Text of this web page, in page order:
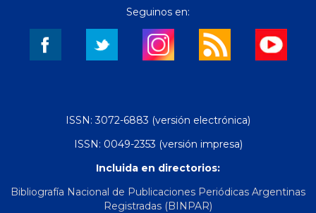
Seguinos en:
ISSN: 3072-6883 (versión electrónica)
ISSN: 0049-2353 (versión impresa)
Incluida en directorios:
Bibliografía Nacional de Publicaciones Periódicas Argentinas
Registradas (BINPAR)